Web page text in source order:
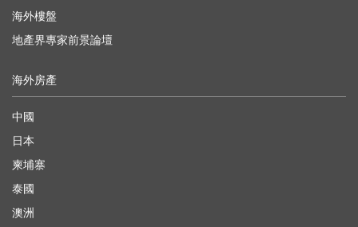
海外樓盤
地產界專家前景論壇
海外房產
中國
日本
柬埔寨
泰國
澳洲